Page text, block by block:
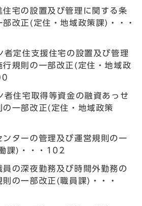
住宅の設置及び管理に関する条
改正(定住・地域政策課)・・・
者定住支援住宅の設置及び管理
行規則の一部改正(定住・地域政
者住宅取得等資金の融資あっせ
の一部改正(定住・地域政策
ンターの管理及び運営規則の一
課)・・・102
員の深夜勤務及び時間外勤務の
の一部改正(職員課)・・・